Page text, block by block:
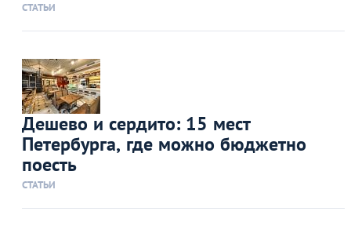
СТАТЬИ
Дешево и сердито: 15 мест
Петербурга, где можно бюджетно
поесть
СТАТЬИ